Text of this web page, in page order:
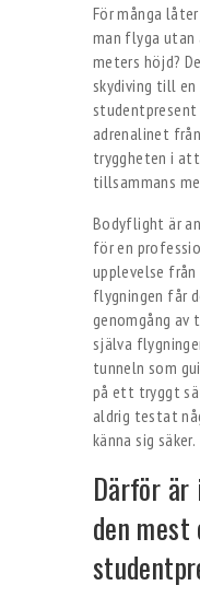
För många
man flyga
meters höjd?
skydiving till en
adrenalinet
tryggheten i
tillsammans
Bodyflight är
för en
upplevelse
flygningen får
genomgång av
själva
tunneln som
på ett tryggt
aldrig testat
känna sig säker.
Därför är
den mest